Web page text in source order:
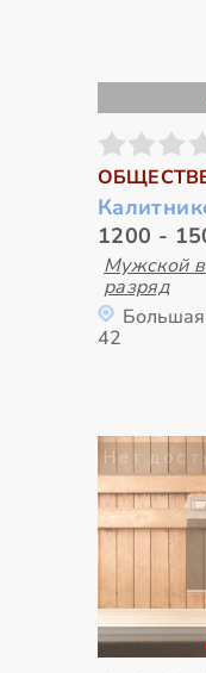
1200 -
Мужской
разряд
Большая
42